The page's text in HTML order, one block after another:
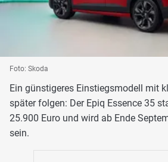
Foto: Skoda
Ein günstigeres Einstiegsmodell mit
später folgen: Der Epiq Essence 35
25.900 Euro und wird ab Ende
sein.